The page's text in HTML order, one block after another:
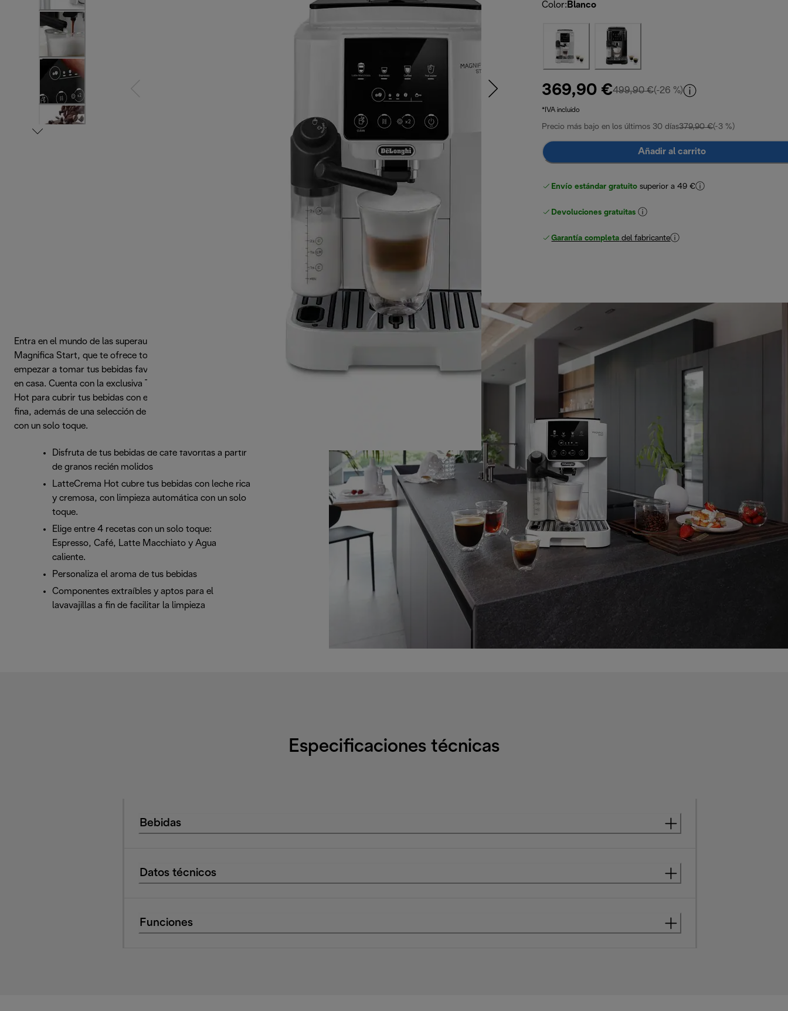
Color: Blanco
369,90 €499,90 €precio original 499,90 €
(-26 %)
*IVA incluido
Precio más bajo en los últimos 30 días379,90 €(-3 %)
Añadir al carrito
Envío estándar gratuito superior a 49 €
Devoluciones gratuitas
Garantía completa del fabricante
Entra en el mundo de las superautomáticas con De'Longhi
Magnifica Start, que te ofrece todo lo que necesitas para
empezar a tomar tus bebidas favoritas a base de espresso
en casa. Cuenta con la exclusiva Tecnología LatteCrema
Hot para cubrir tus bebidas con espuma de leche rica y
fina, además de una selección de bebidas que se preparan
con un solo toque.
Disfruta de tus bebidas de café favoritas a partir
de granos recién molidos
LatteCrema Hot cubre tus bebidas con leche rica
y cremosa, con limpieza automática con un solo
toque.
Elige entre 4 recetas con un solo toque:
Espresso, Café, Latte Macchiato y Agua
caliente.
Personaliza el aroma de tus bebidas
Componentes extraíbles y aptos para el
lavavajillas a fin de facilitar la limpieza
Especificaciones técnicas
Bebidas
Datos técnicos
Funciones